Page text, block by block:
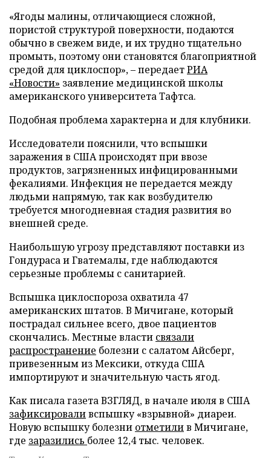
«Ягоды малины, отличающиеся сложной,
пористой структурой поверхности, подаются
обычно в свежем виде, и их трудно тщательно
промыть, поэтому они становятся благоприятной
средой для циклоспор», – передаетРИА
«Новости» заявление медицинской школы
американского университета Тафтса.
Подобная проблема характерна и для клубники.
Исследователи пояснили, что вспышки
заражения в США происходят при ввозе
продуктов, загрязненных инфицированными
фекалиями. Инфекция не передается между
людьми напрямую, так как возбудителю
требуется многодневная стадия развития во
внешней среде.
Наибольшую угрозу представляют поставки из
Гондураса и Гватемалы, где наблюдаются
серьезные проблемы с санитарией.
Вспышка циклоспороза охватила 47
американских штатов. В Мичигане, который
пострадал сильнее всего, двое пациентов
скончались. Местные власти связали
распространение болезни с салатом Айсберг,
привезенным из Мексики, откуда США
импортируют и значительную часть ягод.
Как писала газета ВЗГЛЯД, в начале июля в США
зафиксироваливспышку «взрывной» диареи.
Новую вспышку болезни отметилив Мичигане,
где заразились более 12,4 тыс. человек.